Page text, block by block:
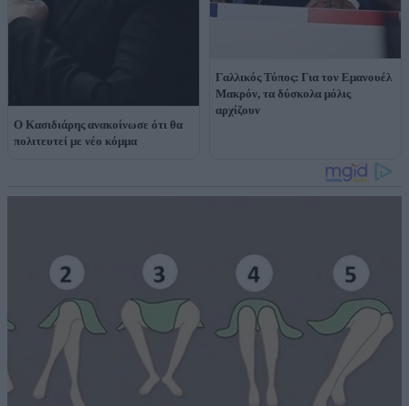
Ο Κασιδιάρης ανακοίνωσε ότι θα
πολιτευτεί με νέο κόμμα
Γαλλικός Τύπος: Για τον Εμανουέλ
Μακρόν, τα δύσκολα μόλις
αρχίζουν